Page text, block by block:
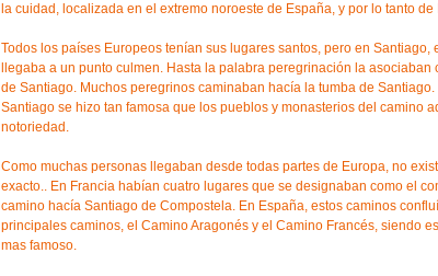
la cuidad, localizada en el extremo noroeste de España, y por lo tanto de
Todos los países Europeos tenían sus lugares santos, pero en Santiago,
llegaba a un punto culmen. Hasta la palabra peregrinación la asociaban
de Santiago. Muchos peregrinos caminaban hacía la tumba de Santiago.
Santiago se hizo tan famosa que los pueblos y monasterios del camino
notoriedad.
Como muchas personas llegaban desde todas partes de Europa, no
exacto.. En Francia habían cuatro lugares que se designaban como el
camino hacía Santiago de Compostela. En España, estos caminos
principales caminos, el Camino Aragonés y el Camino Francés, siendo
mas famoso.